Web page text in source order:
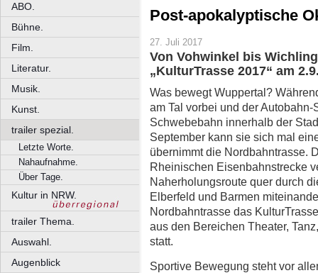
ABO.
Bühne.
Film.
Literatur.
Musik.
Kunst.
trailer spezial.
Letzte Worte.
Nahaufnahme.
Über Tage.
Kultur in NRW.
trailer Thema.
Auswahl.
Augenblick
Post-apokalyptische
27. Juli 2017
Von Vohwinkel bis
„KulturTrasse 2017“ am
Was bewegt Wuppertal?
am Tal vorbei und der
Schwebebahn innerhalb der
September kann sie sich mal
übernimmt die Nordbahntrasse.
Rheinischen Eisenbahnstrecke
Naherholungsroute quer durch
Elberfeld und Barmen
Nordbahntrasse das
aus den Bereichen Theater,
statt.
Sportive Bewegung steht vor